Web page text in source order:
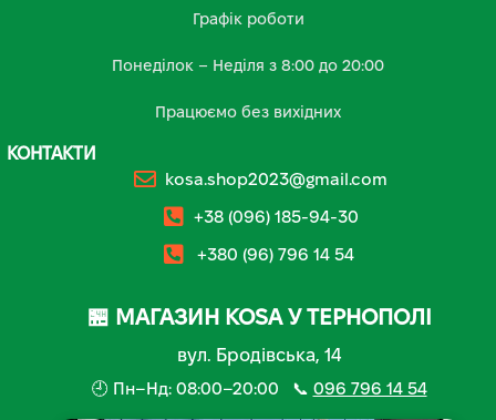
Графік роботи
Понеділок – Неділя з 8:00 до 20:00
Працюємо без вихідних
КОНТАКТИ
kosa.shop2023@gmail.com
+38 (096) 185-94-30
+380 (96) 796 14 54
🏪 МАГАЗИН KOSA У ТЕРНОПОЛІ
вул. Бродівська, 14
🕘 Пн–Нд: 08:00–20:00 📞 096 796 14 54